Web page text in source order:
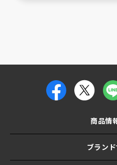
商品情
ブラン